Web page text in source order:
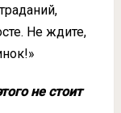
Не ждите,
не стоит